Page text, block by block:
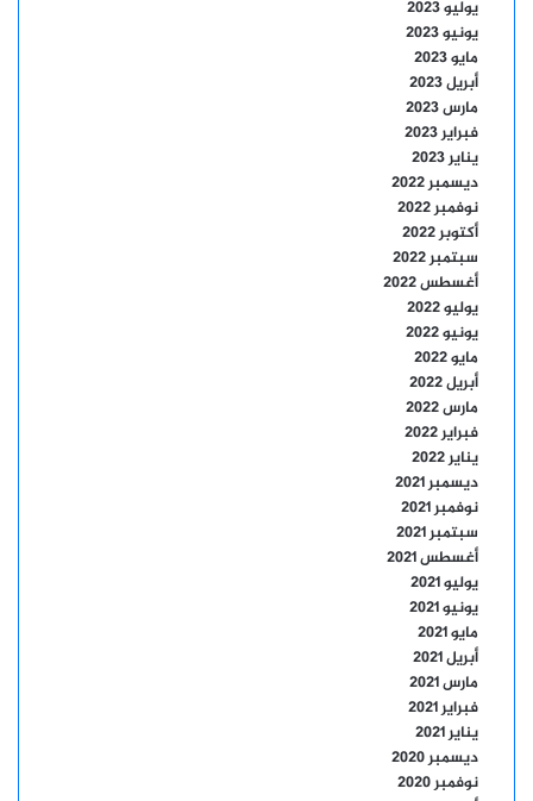
يوليو 2023
يونيو 2023
مايو 2023
أبريل 2023
مارس 2023
فبراير 2023
يناير 2023
ديسمبر 2022
نوفمبر 2022
أكتوبر 2022
سبتمبر 2022
أغسطس 2022
يوليو 2022
يونيو 2022
مايو 2022
أبريل 2022
مارس 2022
فبراير 2022
يناير 2022
ديسمبر 2021
نوفمبر 2021
سبتمبر 2021
أغسطس 2021
يوليو 2021
يونيو 2021
مايو 2021
أبريل 2021
مارس 2021
فبراير 2021
يناير 2021
ديسمبر 2020
نوفمبر 2020